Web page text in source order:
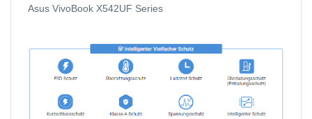
Asus VivoBook X542UF Series